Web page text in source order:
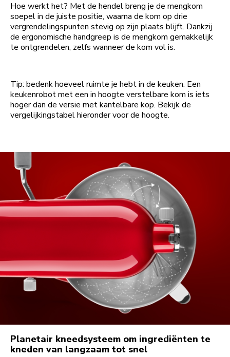
Hoe werkt het? Met de hendel breng je de mengkom
soepel in de juiste positie, waarna de kom op drie
vergrendelingspunten stevig op zijn plaats blijft. Dankzij
de ergonomische handgreep is de mengkom gemakkelijk
te ontgrendelen, zelfs wanneer de kom vol is.
Tip: bedenk hoeveel ruimte je hebt in de keuken. Een
keukenrobot met een in hoogte verstelbare kom is iets
hoger dan de versie met kantelbare kop. Bekijk de
vergelijkingstabel hieronder voor de hoogte.
Planetair kneedsysteem om ingrediënten te
kneden van langzaam tot snel